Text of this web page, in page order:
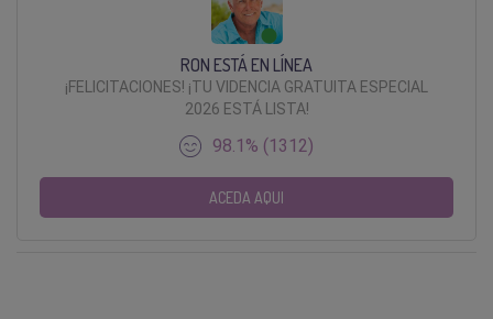
RON ESTÁ EN LÍNEA
¡FELICITACIONES! ¡TU VIDENCIA GRATUITA ESPECIAL
2026 ESTÁ LISTA!
98.1% (1312)
ACEDA AQUI